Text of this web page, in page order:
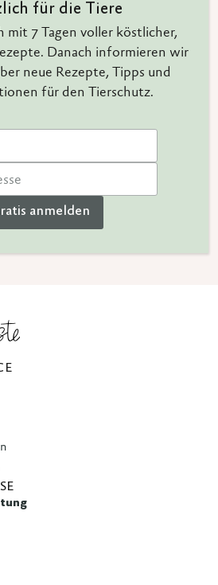
für die Tiere
mit 7 Tagen voller köstlicher,
Danach informieren wir
neue Rezepte, Tipps und
für den Tierschutz.
anmelden